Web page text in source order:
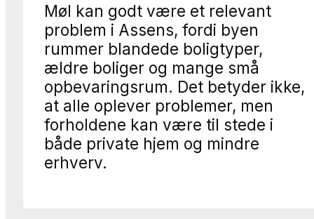
Møl kan godt være et relevant
problem i Assens, fordi byen
rummer blandede boligtyper,
ældre boliger og mange små
opbevaringsrum. Det betyder ikke,
at alle oplever problemer, men
forholdene kan være til stede i
både private hjem og mindre
erhverv.